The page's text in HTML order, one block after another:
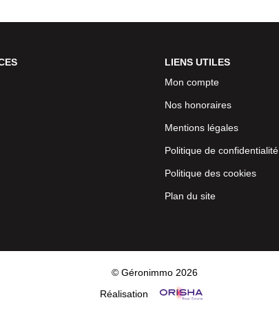
LIENS UTILES
Mon compte
Nos honoraires
Mentions légales
Politique de confidentialité
Politique des cookies
Plan du site
© Géronimmo 2026
Réalisation